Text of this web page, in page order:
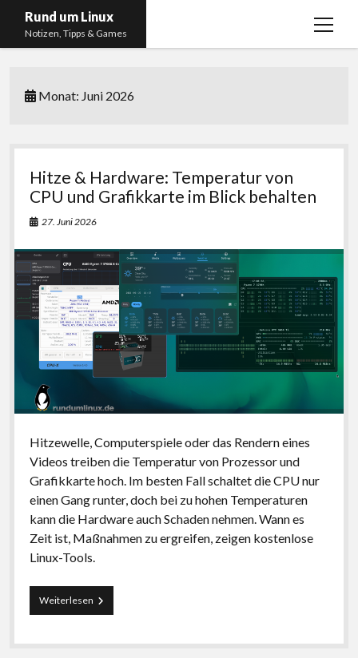
Rund um Linux
Notizen, Tipps & Games
Menü
Linux
About
Impressum
Datenschutzerklärung
twitterinstagram
youtubetwitch
Monat: Juni 2026
Hitze & Hardware: Temperatur von
CPU und Grafikkarte im Blick behalten
27. Juni 2026
Hitzewelle, Computerspiele oder das Rendern eines
Videos treiben die Temperatur von Prozessor und
Grafikkarte hoch. Im besten Fall schaltet die CPU nur
einen Gang runter, doch bei zu hohen Temperaturen
kann die Hardware auch Schaden nehmen. Wann es
Zeit ist, Maßnahmen zu ergreifen, zeigen kostenlose
Linux-Tools.
WeiterlesenHitze
&
Temperatur